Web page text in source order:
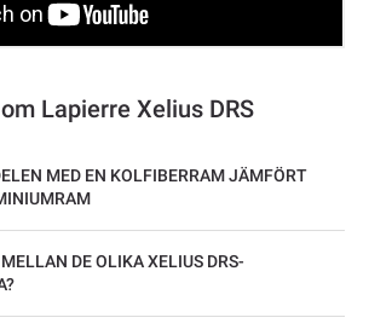
Lapierre Xelius DRS
MED EN KOLFIBERRAM JÄMFÖRT
DE OLIKA XELIUS DRS-